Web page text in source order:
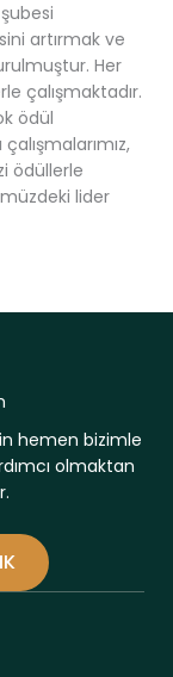
artırmak ve
Her
çalışmaktadır.
ödül
ödüllerle
lider
hemen bizimle
olmaktan